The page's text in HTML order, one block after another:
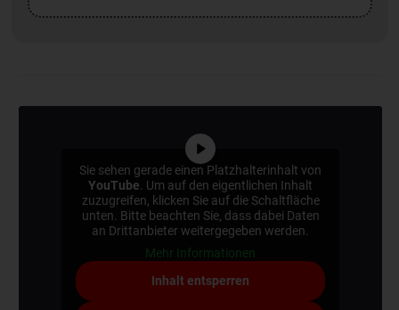
Sie sehen gerade einen Platzhalterinhalt von
YouTube . Um auf den eigentlichen Inhalt
zuzugreifen, klicken Sie auf die Schaltfläche
unten. Bitte beachten Sie, dass dabei Daten
an Drittanbieter weitergegeben werden.
Mehr Informationen
Inhalt entsperren